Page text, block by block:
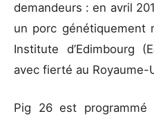
demandeurs : en avril
un porc génétiquement
Institute d’Edimbourg
avec fierté au Royaume-
Pig 26 est